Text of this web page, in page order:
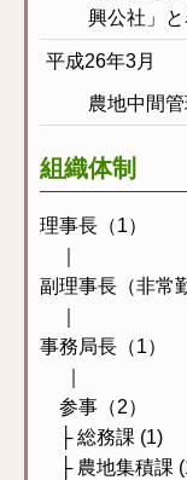
興公社」
平成26年3月
農地中間
組織体制
理事長（1）
副理事長（非常
事務局長（1）
参事（2）
├ 総務課 (1)
├ 農地集積課